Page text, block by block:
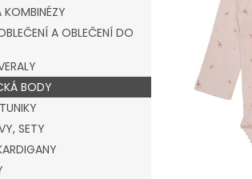
KOMBINÉZY
A OBLEČENÍ DO
BODY
SETY